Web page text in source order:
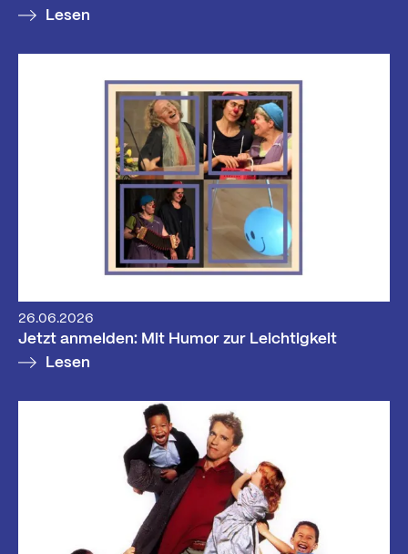
Lesen
26.06.2026
Jetzt anmelden: Mit Humor zur Leichtigkeit
Lesen